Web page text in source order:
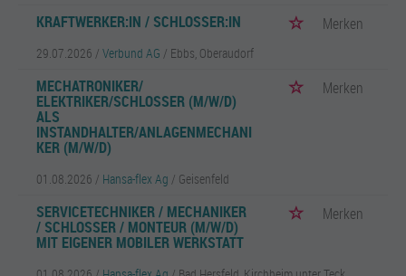
KRAFTWERKER:IN / SCHLOSSER:IN Merken
29.07.2026 / Verbund AG / Ebbs, Oberaudorf
MECHATRONIKER/
ELEKTRIKER/SCHLOSSER (M/W/D)
ALS
INSTANDHALTER/ANLAGENMECHANI
KER (M/W/D)
Merken
01.08.2026 / Hansa-flex Ag / Geisenfeld
SERVICETECHNIKER / MECHANIKER
/ SCHLOSSER / MONTEUR (M/W/D)
MIT EIGENER MOBILER WERKSTATT
Merken